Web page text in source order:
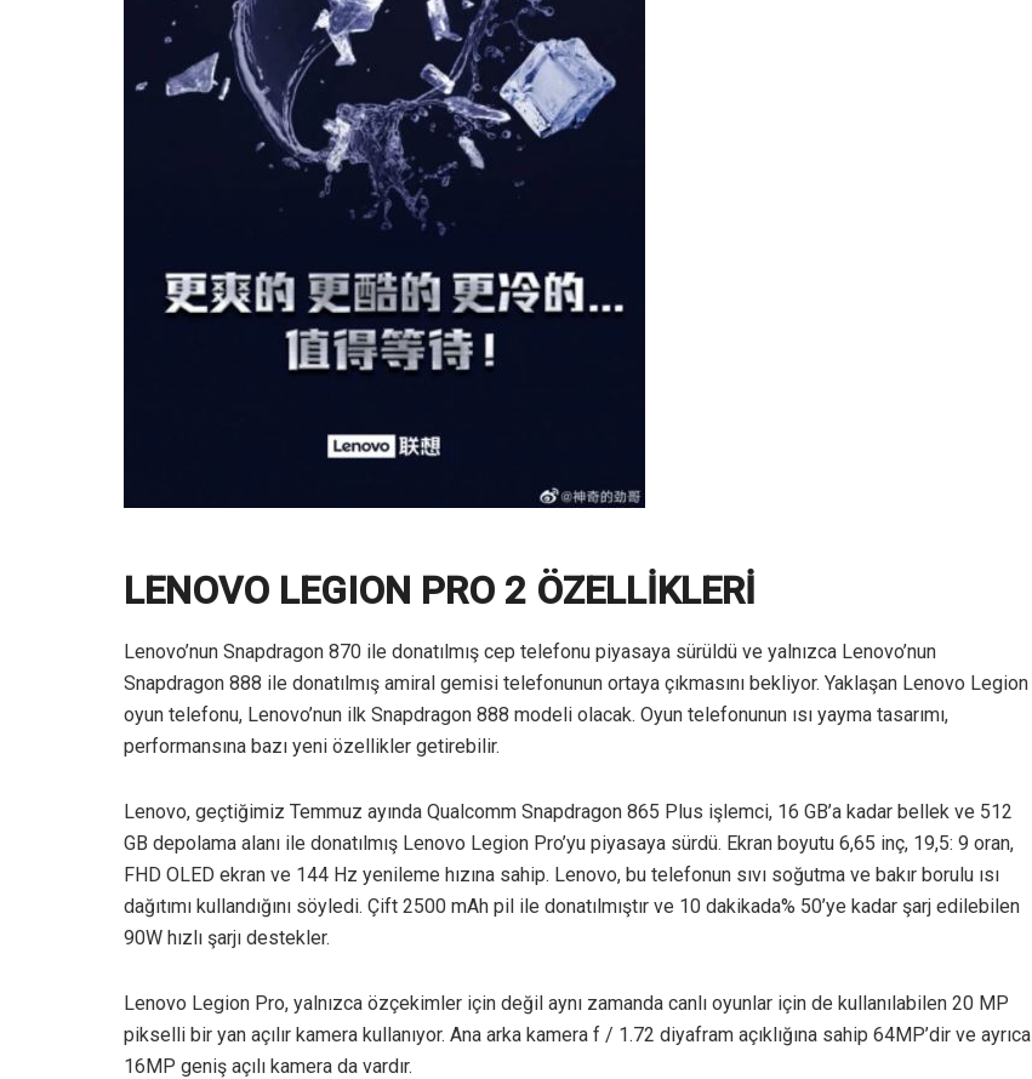
LENOVO LEGION PRO 2 ÖZELLİKLERİ
Lenovo’nun Snapdragon 870 ile donatılmış cep telefonu piyasaya sürüldü ve yalnızca Lenovo’nun
Snapdragon 888 ile donatılmış amiral gemisi telefonunun ortaya çıkmasını bekliyor. Yaklaşan Lenovo Legion
oyun telefonu, Lenovo’nun ilk Snapdragon 888 modeli olacak. Oyun telefonunun ısı yayma tasarımı,
performansına bazı yeni özellikler getirebilir.
Lenovo, geçtiğimiz Temmuz ayında Qualcomm Snapdragon 865 Plus işlemci, 16 GB’a kadar bellek ve 512
GB depolama alanı ile donatılmış Lenovo Legion Pro’yu piyasaya sürdü. Ekran boyutu 6,65 inç, 19,5: 9 oran,
FHD OLED ekran ve 144 Hz yenileme hızına sahip. Lenovo, bu telefonun sıvı soğutma ve bakır borulu ısı
dağıtımı kullandığını söyledi. Çift 2500 mAh pil ile donatılmıştır ve 10 dakikada% 50’ye kadar şarj edilebilen
90W hızlı şarjı destekler.
Lenovo Legion Pro, yalnızca özçekimler için değil aynı zamanda canlı oyunlar için de kullanılabilen 20 MP
pikselli bir yan açılır kamera kullanıyor. Ana arka kamera f / 1.72 diyafram açıklığına sahip 64MP’dir ve ayrıca
16MP geniş açılı kamera da vardır.